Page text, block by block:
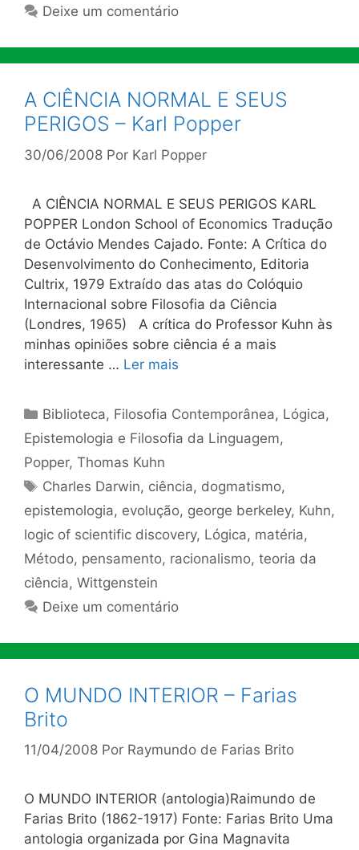
Deixe um comentário
A CIÊNCIA NORMAL E SEUS
PERIGOS – Karl Popper
30/06/2008 Por Karl Popper
A CIÊNCIA NORMAL E SEUS PERIGOS KARL
POPPER London School of Economics Tradução
de Octávio Mendes Cajado. Fonte: A Crítica do
Desenvolvimento do Conhecimento, Editoria
Cultrix, 1979 Extraído das atas do Colóquio
Internacional sobre Filosofia da Ciência
(Londres, 1965) A crítica do Professor Kuhn às
minhas opiniões sobre ciência é a mais
interessante … Ler mais
Categorias
Biblioteca, Filosofia Contemporânea, Lógica,
Epistemologia e Filosofia da Linguagem,
Popper, Thomas Kuhn
Tags
Charles Darwin, ciência, dogmatismo,
epistemologia, evolução, george berkeley, Kuhn,
logic of scientific discovery, Lógica, matéria,
Método, pensamento, racionalismo, teoria da
ciência, Wittgenstein
Deixe um comentário
O MUNDO INTERIOR – Farias
Brito
11/04/2008 Por Raymundo de Farias Brito
O MUNDO INTERIOR (antologia)Raimundo de
Farias Brito (1862-1917) Fonte: Farias Brito Uma
antologia organizada por Gina Magnavita